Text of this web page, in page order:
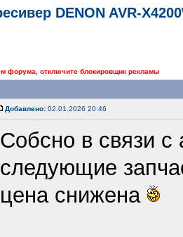
DENON AVR-
форума, отключите блокировщик рекламы
Добавлено: 02.01.2026 20:46
Собсно в связи
следующие
цена снижена